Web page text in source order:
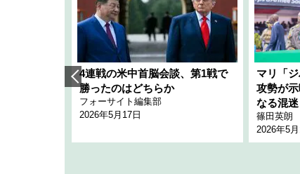
4連戦の米中首脳会談、第1戦で
勝ったのはどちらか
フォーサイト編集部
2026年5月17日
マリ「
攻勢が
なる混迷
篠田英朗
2026年5月